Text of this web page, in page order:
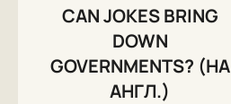
CAN JOKES BRING
DOWN
GOVERNMENTS? (НА
АНГЛ.)